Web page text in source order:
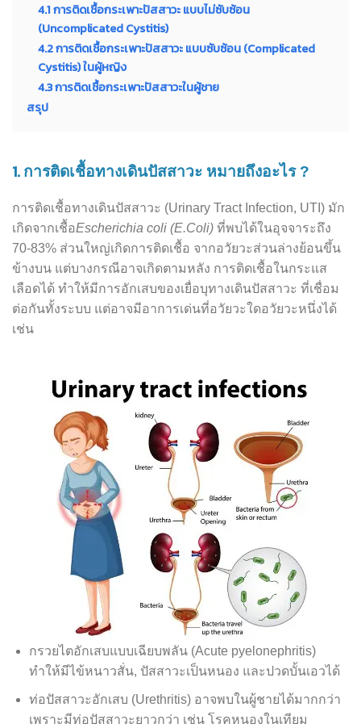
4.1 การติดเชื้อกระเพาะปัสสาวะ แบบไม่ซับซ้อน
(Uncomplicated Cystitis)
4.2 การติดเชื้อกระเพาะปัสสาวะ แบบซับซ้อน (Complicated
Cystitis) ในผู้หญิง
4.3 การติดเชื้อกระเพาะปัสสาวะในผู้ชาย
สรุป
1. การติดเชื้อทางเดินปัสสาวะ หมายถึงอะไร ?
การติดเชื้อทางเดินปัสสาวะ (Urinary Tract Infection, UTI) มัก
เกิดจากเชื้อEscherichia coli (E.Coli) ที่พบได้ในอุจจาระถึง
70-83% ส่วนใหญ่เกิดการติดเชื้อ จากอวัยวะส่วนล่างย้อนขึ้น
ข้างบน แต่บางกรณีอาจเกิดตามหลัง การติดเชื้อในกระแส
เลือดได้ ทำให้มีการอักเสบของเยื่อบุทางเดินปัสสาวะ ที่เชื่อม
ต่อกันทั้งระบบ แต่อาจมีอาการเด่นที่อวัยวะใดอวัยวะหนึ่งได้
เช่น
กรวยไตอักเสบแบบเฉียบพลัน (Acute pyelonephritis)
ทำให้มีไข้หนาวสั่น, ปัสสาวะเป็นหนอง และปวดบั้นเอวได้
ท่อปัสสาวะอักเสบ (Urethritis) อาจพบในผู้ชายได้มากกว่า
เพราะมีท่อปัสสาวะยาวกว่า เช่น โรคหนองในเทียม